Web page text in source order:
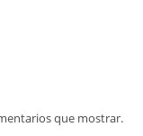
que mostrar.